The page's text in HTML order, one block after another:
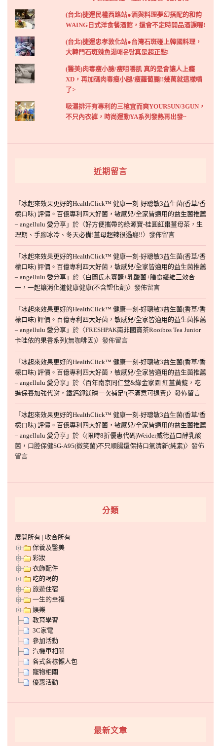
(台北)捷運民權西路站●酒與料理夢幻搭配的和韵
WAING日式洋食餐酒館，還會不定時開品酒課喔!
(台北)捷運忠孝敦化站●台灣石斑碰上韓國料理，
大韓門石斑辣魚湯매운탕真是超正點!
(醫美)肉毒瘦小臉/瘦咀嚼肌 真的是會讓人上癮
XD，再加碼肉毒瘦小腿/瘦蘿蔔腿!!幾萬就這樣噴
了>
吸濕排汗有專利的三槍宜而爽YOURSUN/3GUN，
不只內衣褲，時尚運動YA系列發熱再出發~
近期留言
「 冰起來效果更好的HealthClick™ 健康一刻-好聰敏3益生菌(香草/香
檬口味) 評價。百億專利四大好菌，敏感兒/全家皆適用的益生菌推薦
– angellulu 愛分享 」於〈好方便攜帶的綠源寶-桂圓紅棗薑母茶，生
理期、手腳冰冷、冬天必備!薑母超辣很過癮!!〉發佈留言
「 冰起來效果更好的HealthClick™ 健康一刻-好聰敏3益生菌(香草/香
檬口味) 評價。百億專利四大好菌，敏感兒/全家皆適用的益生菌推薦
– angellulu 愛分享 」於〈白蘭氏木寡醣+乳酸菌+膳食纖維三效合
一，一起讓消化道健康健康(不含塑化劑)〉發佈留言
「 冰起來效果更好的HealthClick™ 健康一刻-好聰敏3益生菌(香草/香
檬口味) 評價。百億專利四大好菌，敏感兒/全家皆適用的益生菌推薦
– angellulu 愛分享 」於〈FRESHPAK南非國寶茶Rooibos Tea Junior
卡哇依的果香系列(無咖啡因)〉發佈留言
「 冰起來效果更好的HealthClick™ 健康一刻-好聰敏3益生菌(香草/香
檬口味) 評價。百億專利四大好菌，敏感兒/全家皆適用的益生菌推薦
– angellulu 愛分享 」於〈百年南京同仁堂&綠金家園 紅薑黃錠，吃
進保養加強代謝，鐵鈣鉀鎂磷一次補足!(不滿意可退費)〉發佈留言
「 冰起來效果更好的HealthClick™ 健康一刻-好聰敏3益生菌(香草/香
檬口味) 評價。百億專利四大好菌，敏感兒/全家皆適用的益生菌推薦
– angellulu 愛分享 」於〈(限時8折優惠代碼)Weider威德益口酵乳酸
菌，口腔保健SG-A95(微笑菌)不只順腸還保持口氣清新(純素)〉發佈
留言
分類
展開所有 | 收合所有
保養及醫美
彩妝
衣飾配件
吃的喝的
旅遊住宿
一生的幸福
娛樂
教育學習
3C家電
參加活動
汽機車相關
各式各樣懶人包
寵物相關
優惠活動
最新文章